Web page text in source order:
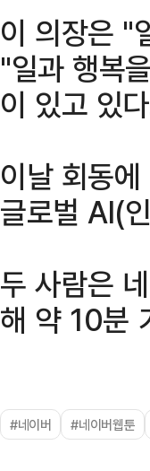
이 의장은 "
"일과 행복
이 있고 있
이날 회동
글로벌 AI(
두 사람은
해 약 10분
#네이버 #네이버웹툰